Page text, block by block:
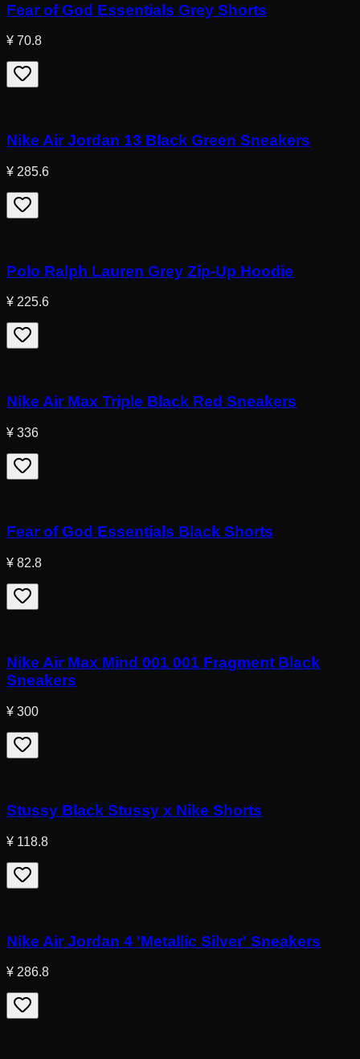
Fear of God Essentials Grey Shorts
¥ 70.8
Nike Air Jordan 13 Black Green Sneakers
¥ 285.6
Polo Ralph Lauren Grey Zip-Up Hoodie
¥ 225.6
Nike Air Max Triple Black Red Sneakers
¥ 336
Fear of God Essentials Black Shorts
¥ 82.8
Nike Air Max Mind 001 001 Fragment Black
Sneakers
¥ 300
Stussy Black Stussy x Nike Shorts
¥ 118.8
Nike Air Jordan 4 'Metallic Silver' Sneakers
¥ 286.8